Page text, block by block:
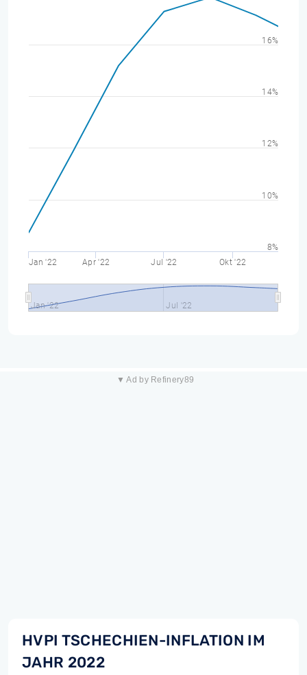
Jan '22 Apr '22 Jul '22 Okt '22
Jan '22 Jul '22
8%
10%
12%
14%
16%
▼ Ad by Refinery89
HVPI TSCHECHIEN-INFLATION IM
JAHR 2022